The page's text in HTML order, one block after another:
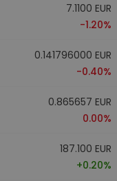
7.1100 EUR
-1.20%
0.141796000 EUR
-0.40%
0.865657 EUR
0.00%
187.100 EUR
+0.20%